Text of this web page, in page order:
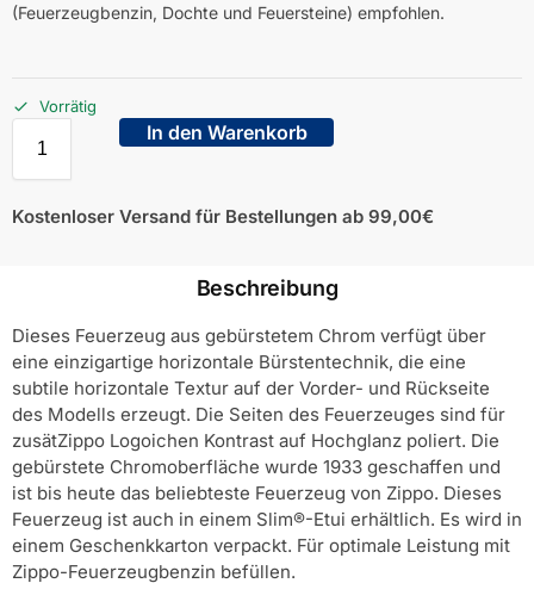
(Feuerzeugbenzin, Dochte und Feuersteine) empfohlen.
Vorrätig
In den Warenkorb
Kostenloser Versand für Bestellungen ab 99,00€
Beschreibung
Dieses Feuerzeug aus gebürstetem Chrom verfügt über
eine einzigartige horizontale Bürstentechnik, die eine
subtile horizontale Textur auf der Vorder- und Rückseite
des Modells erzeugt. Die Seiten des Feuerzeuges sind für
zusätZippo Logoichen Kontrast auf Hochglanz poliert. Die
gebürstete Chromoberfläche wurde 1933 geschaffen und
ist bis heute das beliebteste Feuerzeug von Zippo. Dieses
Feuerzeug ist auch in einem Slim®-Etui erhältlich. Es wird in
einem Geschenkkarton verpackt. Für optimale Leistung mit
Zippo-Feuerzeugbenzin befüllen.